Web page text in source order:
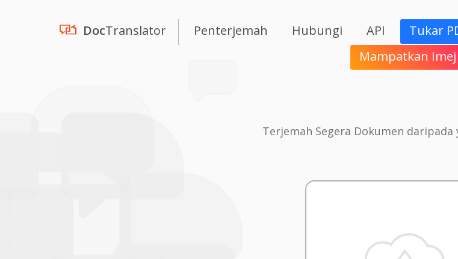
DocTranslator Penterjemah Hubungi API Tukar
Mampatkan Imej
Terjemah Segera Dokumen